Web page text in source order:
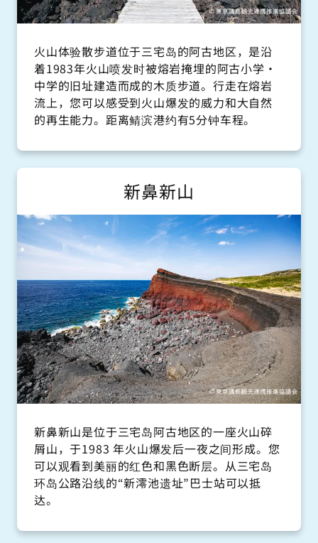
火山体验散步道位于三宅岛的阿古地区，是沿
着1983年火山喷发时被熔岩掩埋的阿古小学・
中学的旧址建造而成的木质步道。行走在熔岩
流上，您可以感受到火山爆发的威力和大自然
的再生能力。距离鲭滨港约有5分钟车程。
新鼻新山
新鼻新山是位于三宅岛阿古地区的一座火山碎
屑山，于1983 年火山爆发后一夜之间形成。您
可以观看到美丽的红色和黑色断层。从三宅岛
环岛公路沿线的“新澪池遗址”巴士站可以抵
达。